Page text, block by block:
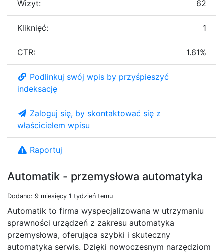
Automatik - przemysłowa automatyka
Dodano: 9 miesięcy 1 tydzień temu
Automatik to firma wyspecjalizowana w utrzymaniu
sprawności urządzeń z zakresu automatyka
przemysłowa, oferująca szybki i skuteczny
automatyka serwis. Dzięki nowoczesnym narzędziom
Wizyt: 62
Kliknięć: 1
CTR: 1.61%
Podlinkuj swój wpis by przyśpieszyć
indeksację
Zaloguj się, by skontaktować się z
właścicielem wpisu
Raportuj